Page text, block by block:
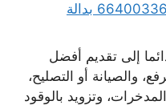
ونش كرين سطحة ام الهيمان 66400336 بدالة
إلى تقديم أفضل
والصيانة أو التصليح،
وتزويد بالوقود